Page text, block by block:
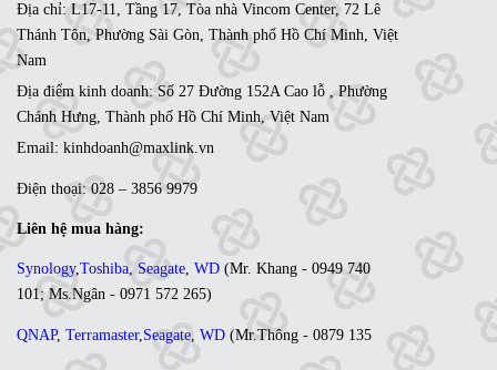
Địa chỉ: L17-11, Tầng 17, Tòa nhà Vincom Center, 72 Lê
Thánh Tôn, Phường Sài Gòn, Thành phố Hồ Chí Minh, Việt
Nam
Địa điểm kinh doanh: Số 27 Đường 152A Cao lỗ , Phường
Chánh Hưng, Thành phố Hồ Chí Minh, Việt Nam
Email: kinhdoanh@maxlink.vn
Điện thoại: 028 – 3856 9979
Liên hệ mua hàng:
Synology,Toshiba, Seagate, WD (Mr. Khang - 0949 740
101; Ms.Ngân - 0971 572 265)
QNAP, Terramaster, Seagate WD (Mr.Thông - 0879 135
Ms. Lan Anh - 0984 441 810)